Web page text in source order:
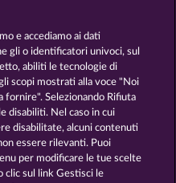
Piggy Kings
e accediamo ai dati
gli o identificatori univoci, sul
abiliti le tecnologie di
scopi mostrati alla voce "Noi
Selezionando Rifiuta
disabiliti. Nel caso in cui
disabilitate, alcuni contenuti
essere rilevanti. Puoi
per modificare le tue scelte
clic sul link Gestisci le